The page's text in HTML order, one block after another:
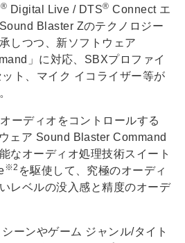
® Digital Live / DTS® Connect エ
Blaster Zのテクノロジー
しつつ、新ソフトウェア
」に対応、SBXプロファイ
ト、マイク イコライザー等が
ーディオをコントロールする
ェア Sound Blaster Command
なオーディオ処理技術スイート
※2 を駆使して、究極のオーディ
レベルの没入感と精度のオーデ
ーンやゲーム ジャンル/タイト